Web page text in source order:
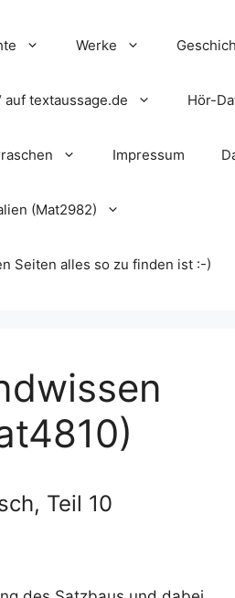
Werke
auf textaussage.de Hör-
Impressum
(Mat2982)
Seiten alles so zu finden ist :-)
Teil 10